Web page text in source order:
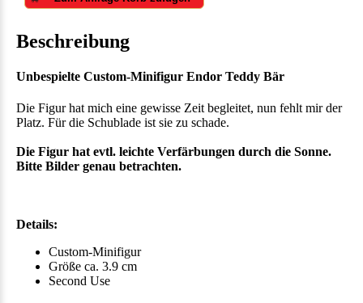
Beschreibung
Unbespielte Custom-Minifigur Endor Teddy Bär
Die Figur hat mich eine gewisse Zeit begleitet, nun fehlt mir der
Platz. Für die Schublade ist sie zu schade.
Die Figur hat evtl. leichte Verfärbungen durch die Sonne.
Bitte Bilder genau betrachten.
Details:
Custom-Minifigur
Größe ca. 3.9 cm
Second Use